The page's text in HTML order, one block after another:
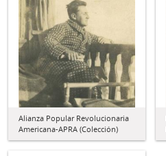
Alianza Popular Revolucionaria
Americana-APRA (Colección)